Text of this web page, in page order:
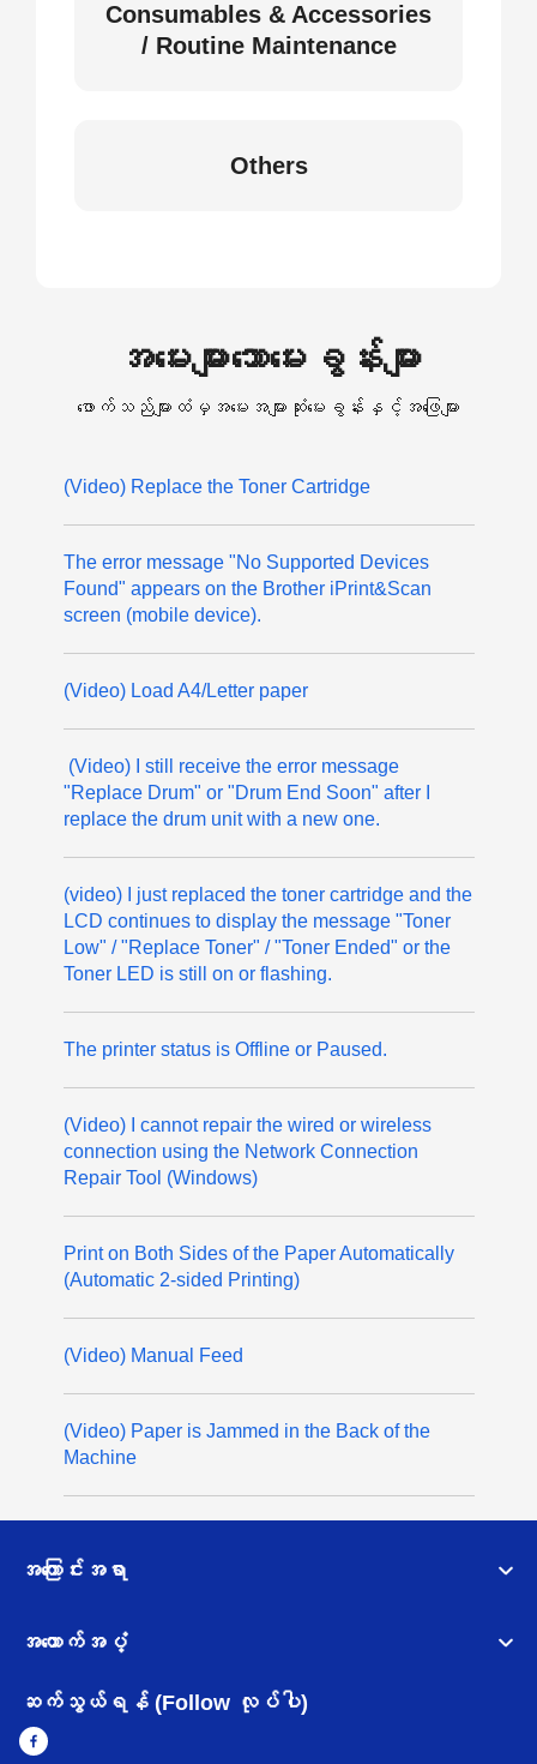
Consumables & Accessories
/ Routine Maintenance
Others
အမေးများသောမေးခွန်းများ
ဖောက်သည်များထံမှအမေးအများဆုံးမေးခွန်းနှင့်အဖြေများ
(Video) Replace the Toner Cartridge
The error message "No Supported Devices
Found" appears on the Brother iPrint&Scan
screen (mobile device).
(Video) Load A4/Letter paper
(Video) I still receive the error message
"Replace Drum" or "Drum End Soon" after I
replace the drum unit with a new one.
(video) I just replaced the toner cartridge and the
LCD continues to display the message "Toner
Low" / "Replace Toner" / "Toner Ended" or the
Toner LED is still on or flashing.
The printer status is Offline or Paused.
(Video) I cannot repair the wired or wireless
connection using the Network Connection
Repair Tool (Windows)
Print on Both Sides of the Paper Automatically
(Automatic 2-sided Printing)
(Video) Manual Feed
(Video) Paper is Jammed in the Back of the
Machine
အကြောင်းအရာ
အထောက်အပံ့
ဆက်သွယ်ရန် (Follow လုပ်ပါ)